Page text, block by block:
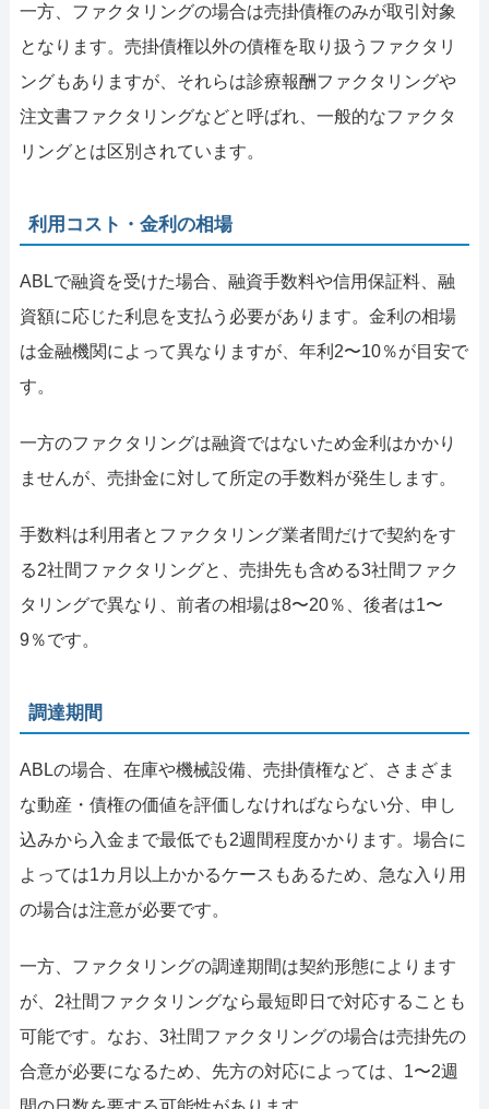
一方、ファクタリングの場合は売掛債権のみが取引対象
となります。売掛債権以外の債権を取り扱うファクタリ
ングもありますが、それらは診療報酬ファクタリングや
注文書ファクタリングなどと呼ばれ、一般的なファクタ
リングとは区別されています。
利用コスト・金利の相場
ABLで融資を受けた場合、融資手数料や信用保証料、融
資額に応じた利息を支払う必要があります。金利の相場
は金融機関によって異なりますが、年利2〜10％が目安で
す。
一方のファクタリングは融資ではないため金利はかかり
ませんが、売掛金に対して所定の手数料が発生します。
手数料は利用者とファクタリング業者間だけで契約をす
る2社間ファクタリングと、売掛先も含める3社間ファク
タリングで異なり、前者の相場は8〜20％、後者は1〜
9％です。
調達期間
ABLの場合、在庫や機械設備、売掛債権など、さまざま
な動産・債権の価値を評価しなければならない分、申し
込みから入金まで最低でも2週間程度かかります。場合に
よっては1カ月以上かかるケースもあるため、急な入り用
の場合は注意が必要です。
一方、ファクタリングの調達期間は契約形態によります
が、2社間ファクタリングなら最短即日で対応することも
可能です。なお、3社間ファクタリングの場合は売掛先の
合意が必要になるため、先方の対応によっては、1〜2週